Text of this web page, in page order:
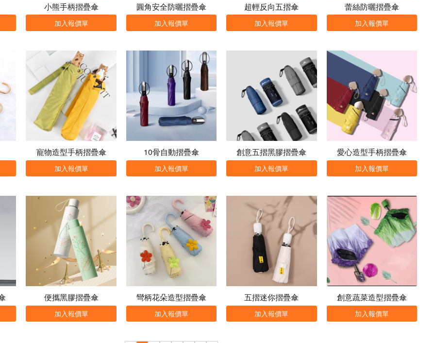
小熊手柄摺疊傘
加入報價單
圓角安全防曬摺疊傘
加入報價單
超輕反向五摺傘
加入報價單
蕾絲防曬摺疊傘
加入報價單
寵物造型手柄摺疊傘
加入報價單
10骨自動摺疊傘
加入報價單
創意五摺黑膠摺疊傘
加入報價單
愛心造型手柄摺疊傘
加入報價單
便攜黑膠摺疊傘
加入報價單
彎柄花朵造型摺疊傘
加入報價單
五摺迷你摺疊傘
加入報價單
創意蔬菜造型摺疊傘
加入報價單